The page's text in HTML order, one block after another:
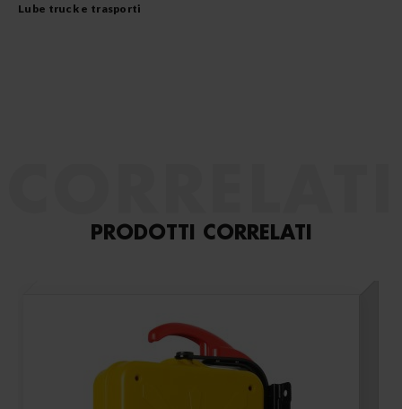
Lube truck e trasporti
PRODOTTI CORRELATI